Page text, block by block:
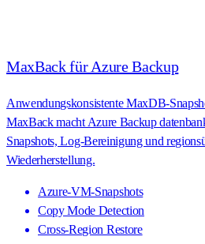
MaxBack für Azure Backup
Anwendungskonsistente MaxDB-
MaxBack macht Azure Backup
Snapshots, Log-Bereinigung und
Wiederherstellung.
Azure-VM-Snapshots
Copy Mode Detection
Cross-Region Restore